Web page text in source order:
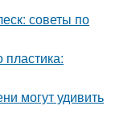
советы по
могут удивить